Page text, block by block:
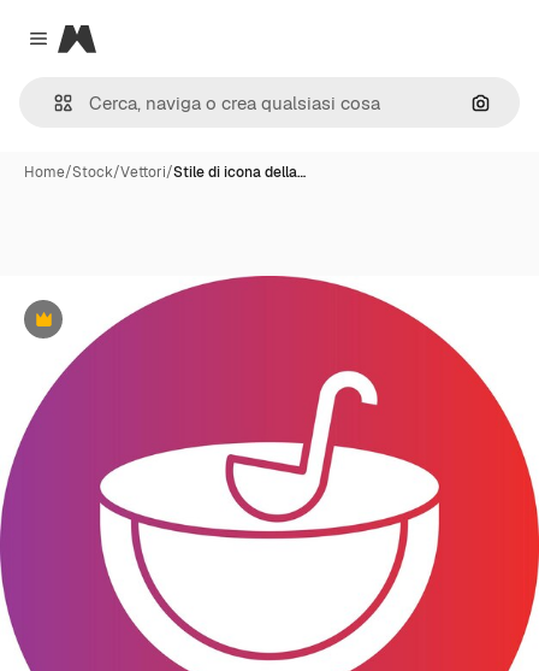
Close menu
Magnific
Cerca
Home/Stock/Vettori/Stile di icona della…
Premium